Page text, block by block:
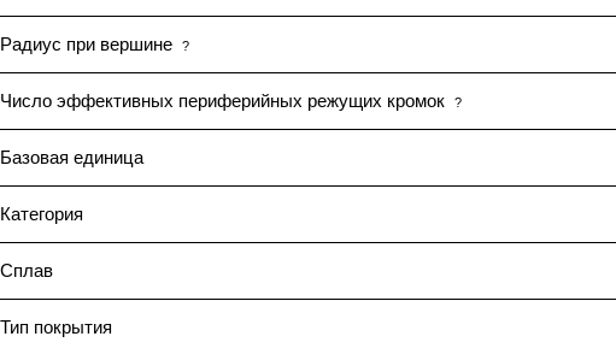
Радиус при вершине ?
Число эффективных периферийных режущих кромок ?
Базовая единица
Категория
Сплав
Тип покрытия